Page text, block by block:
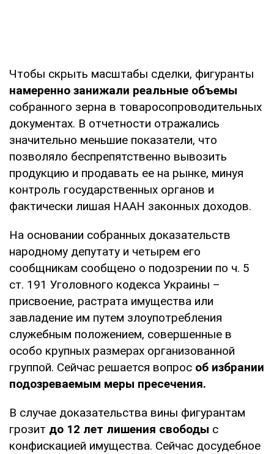
Чтобы скрыть масштабы сделки, фигуранты
намеренно занижали реальные объемы
собранного зерна в товаросопроводительных
документах. В отчетности отражались
значительно меньшие показатели, что
позволяло беспрепятственно вывозить
продукцию и продавать ее на рынке, минуя
контроль государственных органов и
фактически лишая НААН законных доходов.
На основании собранных доказательств
народному депутату и четырем его
сообщникам сообщено о подозрении по ч. 5
ст. 191 Уголовного кодекса Украины –
присвоение, растрата имущества или
завладение им путем злоупотребления
служебным положением, совершенные в
особо крупных размерах организованной
группой. Сейчас решается вопрос об избрании
подозреваемым меры пресечения.
В случае доказательства вины фигурантам
грозит до 12 лет лишения свободы с
конфискацией имущества. Сейчас досудебное